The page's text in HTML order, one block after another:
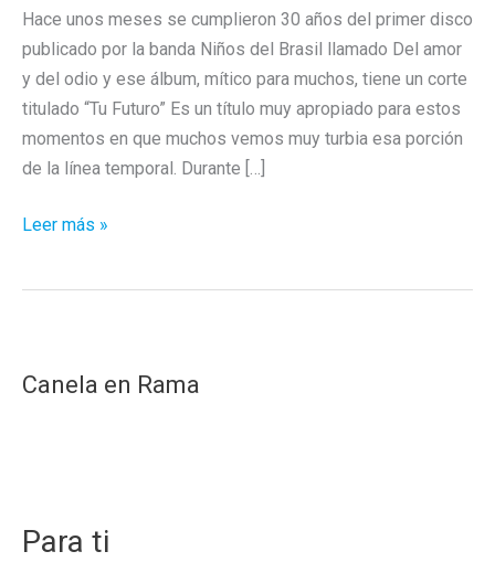
Hace unos meses se cumplieron 30 años del primer disco
publicado por la banda Niños del Brasil llamado Del amor
y del odio y ese álbum, mítico para muchos, tiene un corte
titulado “Tu Futuro” Es un título muy apropiado para estos
momentos en que muchos vemos muy turbia esa porción
de la línea temporal. Durante […]
Niños
para
Leer más »
Canela en Rama
Para ti